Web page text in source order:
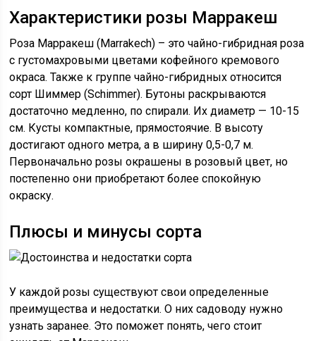
Характеристики розы Марракеш
Роза Марракеш (Marrakech) – это чайно-гибридная роза
с густомахровыми цветами кофейного кремового
окраса. Также к группе чайно-гибридных относится
сорт Шиммер (Schimmer). Бутоны раскрываются
достаточно медленно, по спирали. Их диаметр — 10-15
см. Кусты компактные, прямостоячие. В высоту
достигают одного метра, а в ширину 0,5-0,7 м.
Первоначально розы окрашены в розовый цвет, но
постепенно они приобретают более спокойную
окраску.
Плюсы и минусы сорта
У каждой розы существуют свои определенные
преимущества и недостатки. О них садоводу нужно
узнать заранее. Это поможет понять, чего стоит